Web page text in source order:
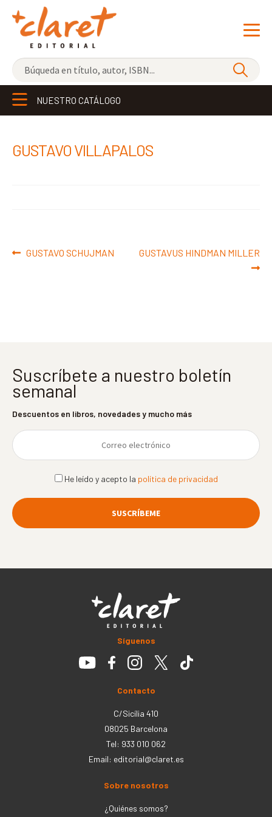
NOVEDADES
LOS MÁS VENDIDOS
NUESTRO CATÁLOGO
GUSTAVO VILLAPALOS
Navegación
Anterior:
GUSTAVO SCHUJMAN Siguiente:
GUSTAVUS HINDMAN MILLER
Suscríbete a nuestro boletín
semanal
Descuentos en libros, novedades y mucho más
He leído y acepto la política de privacidad
Síguenos
Contacto
C/Sicília 410
08025 Barcelona
Tel: 933 010 062
Email: editorial@claret.es
Sobre nosotros
¿Quiénes somos?